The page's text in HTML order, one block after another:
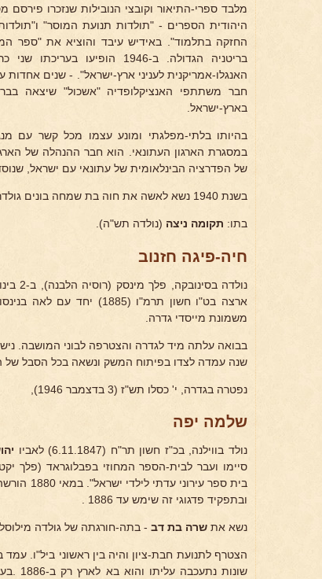
מלבד ספרי-התיאור וקובצי הנובילות שנזכרו
היהודית הספרים - "תולדות תנועת המוסר"
החזקה בתלמוד". באידיש עיבד והוציא את "ספר
בריטניה הגדולה. ב-1946
האנגלו-אמריקנית לעניני ארץ-ישראל". - שנים
חבר משתתפי האנציקלופדיה "אשכול" שיצאה
בארץ-ישראל.
בהיותו בלתי-מפלגתי ומונע עצמו מכל קשר עם
במסגרת הארגון העתונאי. הוא חבר ההנהלה של
של הפדרציה הבינלאומית של עתונאי עם ישראל, שנוסדה
בשנת 1940 נשא לאשה את חוה בת שמחה בונים גולדרי.
בתו: תקומה ניצה (נולדה תש"ה).
חיה-פיגה חזנוב
נולדה בסינובקה, פלך מינסק (רוסיה הלבנה), ב-2 בינואר 1865 (תרכ"ה) לאביה
ארצה בט"ו חשון תרמ"ו
משמונת מייסדי גדרה.
שנה עמדה לצדו בפיתוח המשק ונשאה בכל הסבל של
נפטרה בגדרה, י' כסלו תש"ז (3 בדצמבר 1946),
שלמה יפה
נולד בווילנה, בכ"ז חשון תר"ח (6.11.1847) לאביו
בית ספר
ובתפקיד פדגוגי זה שימש עד 1886 .
נשא את שרה בת דב - בתה-חורגתה של גולדה
הצטרף לתנועת חבת-ציון והיה בין ראשוני ביל"ו.